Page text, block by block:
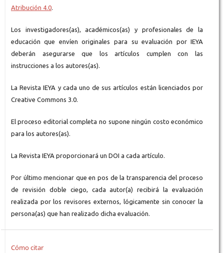
Atribución 4.0.
Los investigadores(as), académicos(as) y profesionales de la
educación que envíen originales para su evaluación por IEYA
deberán asegurarse que los artículos cumplen con las
instrucciones a los autores(as).
La Revista IEYA y cada uno de sus artículos están licenciados por
Creative Commons 3.0.
El proceso editorial completa no supone ningún costo económico
para los autores(as).
La Revista IEYA proporcionará un DOI a cada artículo.
Por último mencionar que en pos de la transparencia del proceso
de revisión doble ciego, cada autor(a) recibirá la evaluación
realizada por los revisores externos, lógicamente sin conocer la
persona(as) que han realizado dicha evaluación.
Cómo citar